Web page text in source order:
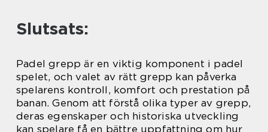
Slutsats:
Padel grepp är en viktig komponent i padel
spelet, och valet av rätt grepp kan påverka
spelarens kontroll, komfort och prestation på
banan. Genom att förstå olika typer av grepp,
deras egenskaper och historiska utveckling
kan spelare få en bättre uppfattning om hur